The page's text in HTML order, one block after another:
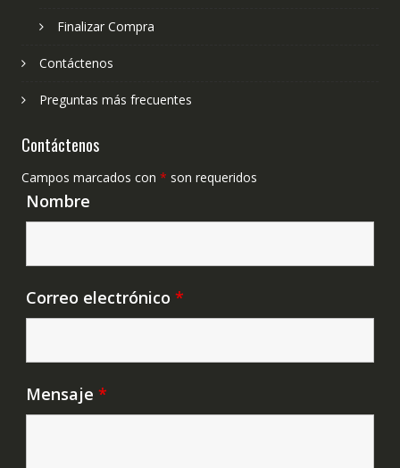
Finalizar Compra
Contáctenos
Preguntas más frecuentes
Contáctenos
Campos marcados con * son requeridos
Nombre
Correo electrónico *
Mensaje *